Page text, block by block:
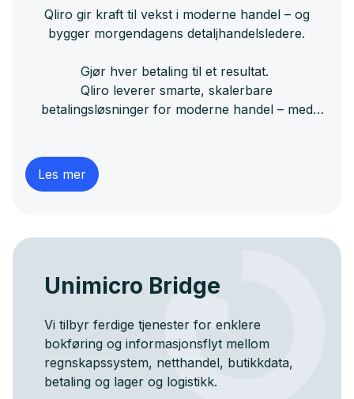
Qliro gir kraft til vekst i moderne handel – og
bygger morgendagens detaljhandelsledere.
Gjør hver betaling til et resultat.
Qliro leverer smarte, skalerbare
betalingsløsninger for moderne handel – med
med å gjøre hver betaling til en kilde til salg,
lojalitet og lønnsomhet. Med sin unike Flywheel
Les mer
Unimicro Bridge
Vi tilbyr ferdige tjenester for enklere
bokføring og informasjonsflyt mellom
regnskapssystem, netthandel, butikkdata,
betaling og lager og logistikk.